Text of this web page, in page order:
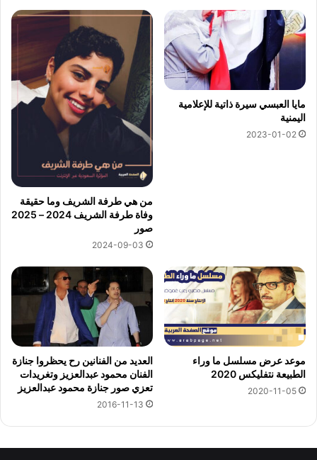
مايا العبسي سيرة ذاتية للإعلامية
اليمنية
2023-01-02
من هي طرفة الشريف وما حقيقة
وفاة طرفة الشريف 2024 – 2025
صور
2024-09-03
موعد عرض مسلسل ما وراء
الطبيعة نتفليكس 2020
2020-11-05
العديد من الفنانين رح يحظروا جنازة
الفنان محمود عبدالعزيز وتغريدات
تعزي صور جنازة محمود عبدالعزيز
2016-11-13